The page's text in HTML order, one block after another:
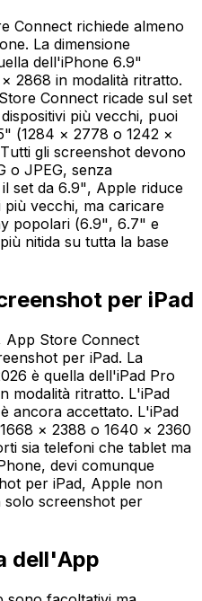
Connect richiede almeno
La dimensione
dell'iPhone 6.9"
2868 in modalità ritratto.
Connect ricade sul set
più vecchi, puoi
(1284 × 2778 o 1242 ×
gli screenshot devono
o JPEG, senza
set da 6.9", Apple riduce
più vecchi, ma caricare
popolari (6.9", 6.7" e
nitida su tutta la base
per iPad
App Store Connect
per iPad. La
è quella dell'iPad Pro
modalità ritratto. L'iPad
ancora accettato. L'iPad
× 2388 o 1640 × 2360
sia telefoni che tablet ma
devi comunque
per iPad, Apple non
solo screenshot per
dell'App